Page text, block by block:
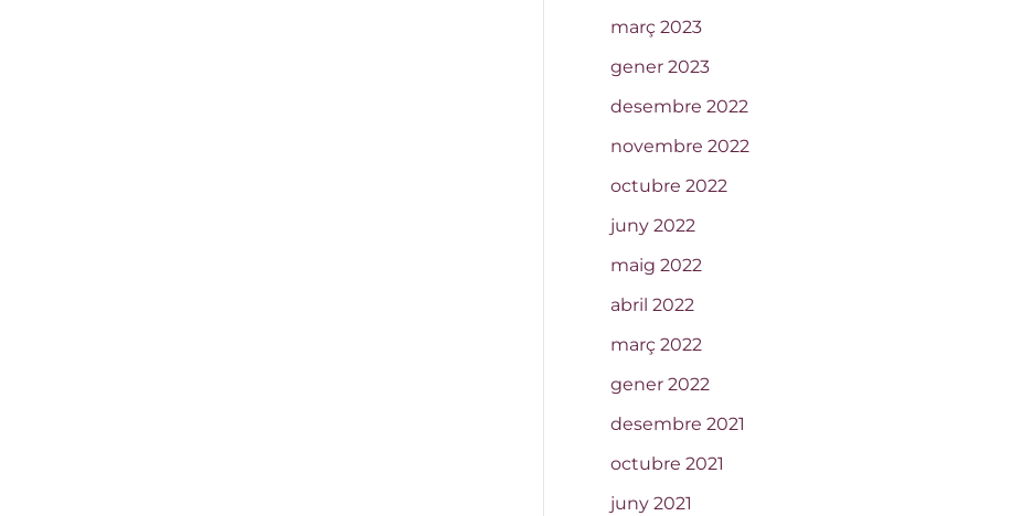
març 2023
gener 2023
desembre 2022
novembre 2022
octubre 2022
juny 2022
maig 2022
abril 2022
març 2022
gener 2022
desembre 2021
octubre 2021
juny 2021